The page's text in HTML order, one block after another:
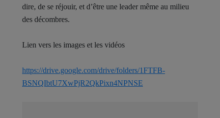
dire, de se réjouir, et d’être une leader même au milieu
des décombres.
Lien vers les images et les vidéos
https://drive.google.com/drive/folders/1FTFB-
BSNQIbtU7XwPjR2QkPixn4NPNSE